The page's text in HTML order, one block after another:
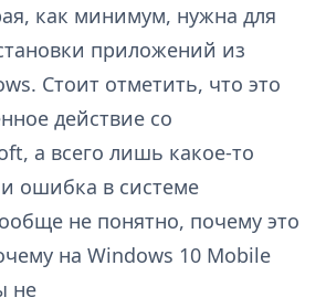
как минимум, нужна для
приложений из
Стоит отметить, что это
действие со
а всего лишь какое-то
ошибка в системе
не понятно, почему это
на Windows 10 Mobile
не